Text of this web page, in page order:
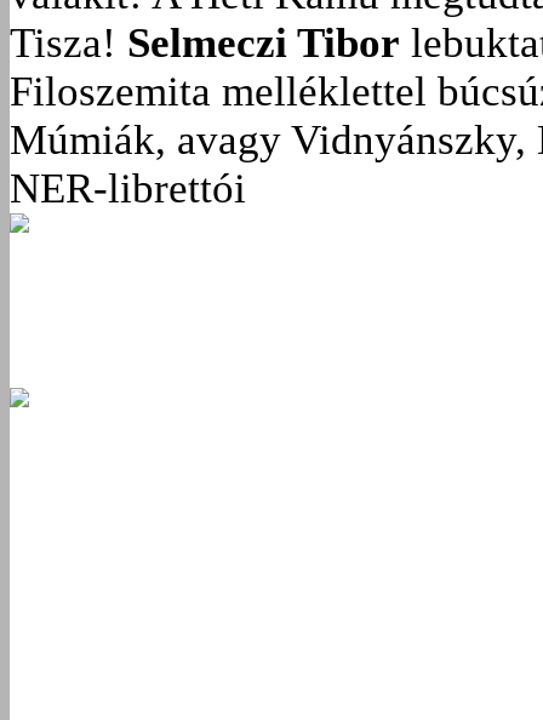
Tisza! Selmeczi Tibor
Filoszemita melléklettel
Múmiák, avagy Vidnyánszky,
NER-librettói